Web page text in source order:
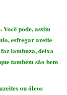
pode, assim
esfregar azeite
lambuza, deixa
também são bem
ou óleos